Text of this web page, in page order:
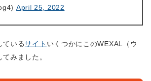
April 25, 2022
ているサイト いくつかにこのWEXAL（ウ
みました。